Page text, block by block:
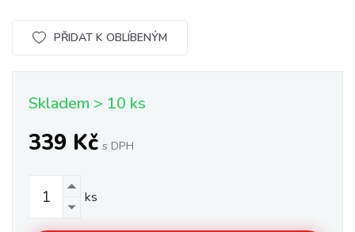
PŘIDAT K OBLÍBENÝM
Skladem > 10 ks
339 Kč s DPH
ks